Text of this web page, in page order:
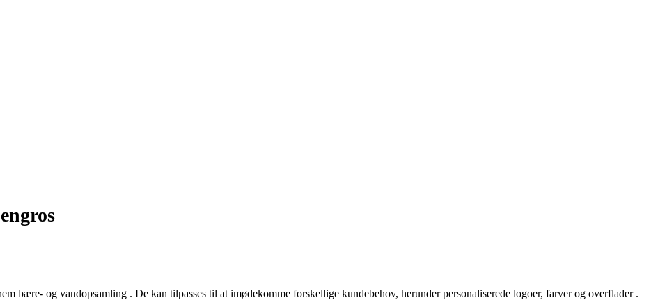
bære- og vandopsamling . De kan tilpasses til at imødekomme forskellige kundebehov, herunder personaliserede logoer, farver og overflader .